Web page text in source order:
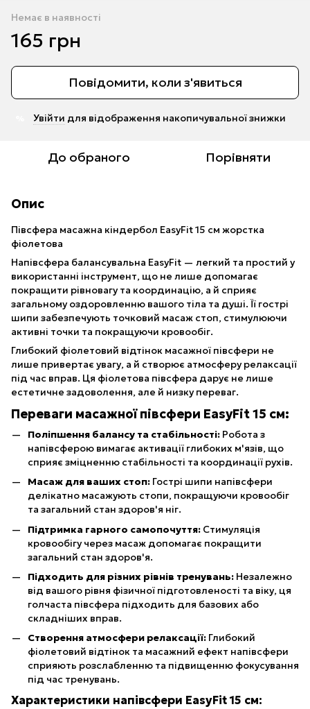
Немає в наявності
165 грн
Повідомити, коли з'явиться
Увійти для відображення накопичувальної знижки
До обраного Порівняти
Опис
Півсфера масажна кіндербол EasyFit 15 см жорстка
фіолетова
Напівсфера балансувальна EasyFit — легкий та простий у
використанні інструмент, що не лише допомагає
покращити рівновагу та координацію, а й сприяє
загальному оздоровленню вашого тіла та душі. Її гострі
шипи забезпечують точковий масаж стоп, стимулюючи
активні точки та покращуючи кровообіг.
Глибокий фіолетовий відтінок масажної півсфери не
лише привертає увагу, а й створює атмосферу релаксації
під час вправ. Ця фіолетова півсфера дарує не лише
естетичне задоволення, але й низку переваг.
Переваги масажної півсфери EasyFit 15 см:
Поліпшення балансу та стабільності: Робота з
напівсферою вимагає активації глибоких м'язів, що
сприяє зміцненню стабільності та координації рухів.
Масаж для ваших стоп: Гострі шипи напівсфери
делікатно масажують стопи, покращуючи кровообіг
та загальний стан здоров'я ніг.
Підтримка гарного самопочуття: Стимуляція
кровообігу через масаж допомагає покращити
загальний стан здоров'я.
Підходить для різних рівнів тренувань: Незалежно
від вашого рівня фізичної підготовленості та віку, ця
голчаста півсфера підходить для базових або
складніших вправ.
Створення атмосфери релаксації: Глибокий
фіолетовий відтінок та масажний ефект напівсфери
сприяють розслабленню та підвищенню фокусування
під час тренувань.
Характеристики напівсфери EasyFit 15 см: